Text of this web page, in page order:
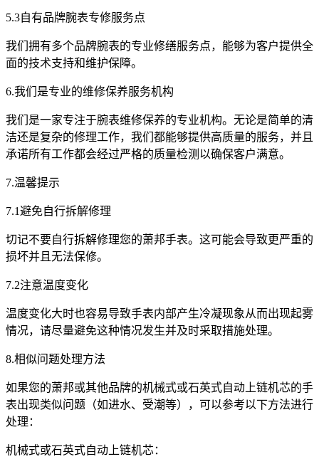
5.3自有品牌腕表专修服务点
我们拥有多个品牌腕表的专业修缮服务点，能够为客户提供全
面的技术支持和维护保障。
6.我们是专业的维修保养服务机构
我们是一家专注于腕表维修保养的专业机构。无论是简单的清
洁还是复杂的修理工作，我们都能够提供高质量的服务，并且
承诺所有工作都会经过严格的质量检测以确保客户满意。
7.温馨提示
7.1避免自行拆解修理
切记不要自行拆解修理您的萧邦手表。这可能会导致更严重的
损坏并且无法保修。
7.2注意温度变化
温度变化大时也容易导致手表内部产生冷凝现象从而出现起雾
情况，请尽量避免这种情况发生并及时采取措施处理。
8.相似问题处理方法
如果您的萧邦或其他品牌的机械式或石英式自动上链机芯的手
表出现类似问题（如进水、受潮等），可以参考以下方法进行
处理：
机械式或石英式自动上链机芯：